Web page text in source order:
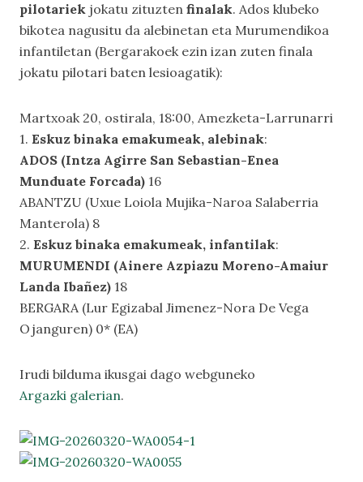
pilotariek jokatu zituzten finalak. Ados klubeko
bikotea nagusitu da alebinetan eta Murumendikoa
infantiletan (Bergarakoek ezin izan zuten finala
jokatu pilotari baten lesioagatik):
Martxoak 20, ostirala, 18:00, Amezketa-Larrunarri
1. Eskuz binaka emakumeak, alebinak:
ADOS (Intza Agirre San Sebastian-Enea
Munduate Forcada) 16
ABANTZU (Uxue Loiola Mujika-Naroa Salaberria
Manterola) 8
2. Eskuz binaka emakumeak, infantilak:
MURUMENDI (Ainere Azpiazu Moreno-Amaiur
Landa Ibañez) 18
BERGARA (Lur Egizabal Jimenez-Nora De Vega
Ojanguren) 0* (EA)
Irudi bilduma ikusgai dago webguneko
Argazki galerian.